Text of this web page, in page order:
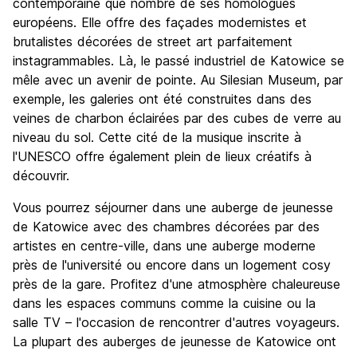
Sortir le soir / faire la fête
Bonnes affaires
contemporaine que nombre de ses homologues
européens. Elle offre des façades modernistes et
brutalistes décorées de street art parfaitement
instagrammables. Là, le passé industriel de Katowice se
mêle avec un avenir de pointe. Au Silesian Museum, par
exemple, les galeries ont été construites dans des
veines de charbon éclairées par des cubes de verre au
niveau du sol. Cette cité de la musique inscrite à
l'UNESCO offre également plein de lieux créatifs à
découvrir.
Vous pourrez séjourner dans une auberge de jeunesse
de Katowice avec des chambres décorées par des
artistes en centre-ville, dans une auberge moderne
près de l'université ou encore dans un logement cosy
près de la gare. Profitez d'une atmosphère chaleureuse
dans les espaces communs comme la cuisine ou la
salle TV – l'occasion de rencontrer d'autres voyageurs.
La plupart des auberges de jeunesse de Katowice ont